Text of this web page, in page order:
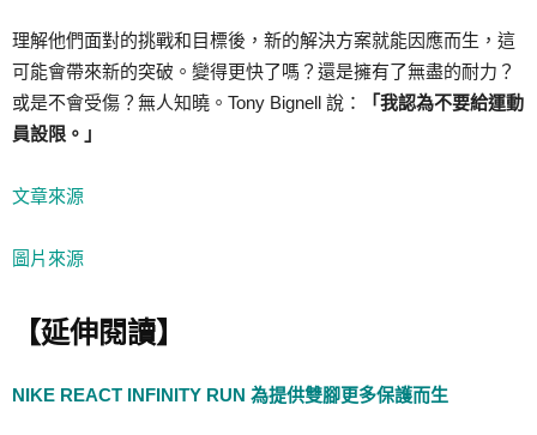
理解他們面對的挑戰和目標後，新的解決方案就能因應而生，這
可能會帶來新的突破。變得更快了嗎？還是擁有了無盡的耐力？
或是不會受傷？無人知曉。Tony Bignell 說：
「我認為不要給運動
員設限。」
文章來源
圖片來源
【延伸閱讀】
NIKE REACT INFINITY RUN 為提供雙腳更多保護而生